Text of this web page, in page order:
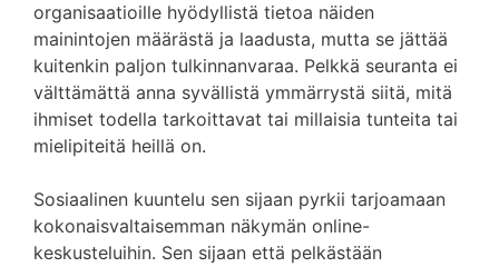
organisaatioille hyödyllistä tietoa näiden
mainintojen määrästä ja laadusta, mutta se jättää
kuitenkin paljon tulkinnanvaraa. Pelkkä seuranta ei
välttämättä anna syvällistä ymmärrystä siitä, mitä
ihmiset todella tarkoittavat tai millaisia tunteita tai
mielipiteitä heillä on.
Sosiaalinen kuuntelu sen sijaan pyrkii tarjoamaan
kokonaisvaltaisemman näkymän online-
keskusteluihin. Sen sijaan että pelkästään